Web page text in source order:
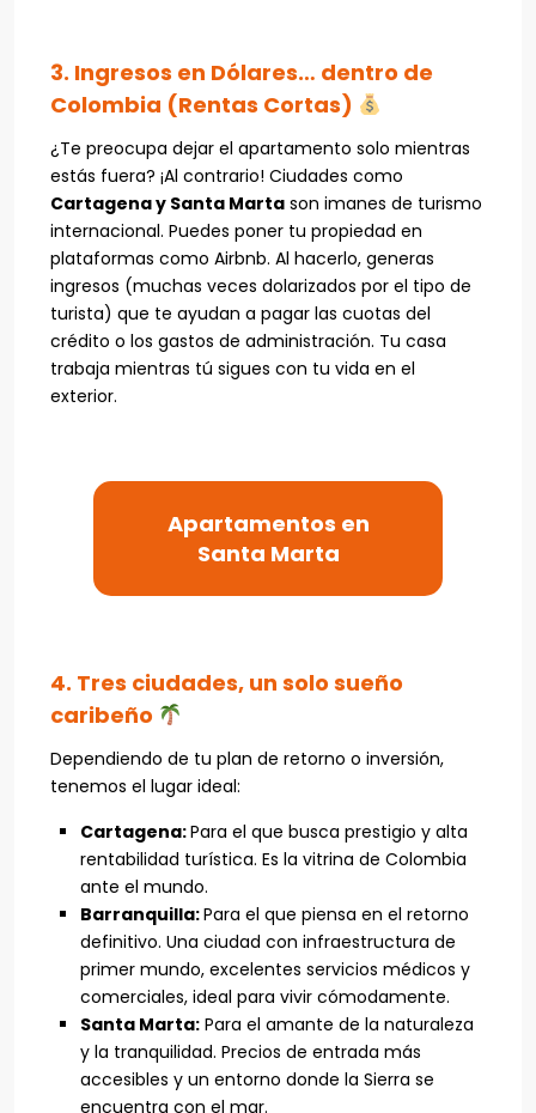
3. Ingresos en Dólares… dentro de
Colombia (Rentas Cortas)
¿Te preocupa dejar el apartamento solo mientras
estás fuera? ¡Al contrario! Ciudades como
Cartagena y Santa Marta son imanes de turismo
internacional. Puedes poner tu propiedad en
plataformas como Airbnb. Al hacerlo, generas
ingresos (muchas veces dolarizados por el tipo de
turista) que te ayudan a pagar las cuotas del
crédito o los gastos de administración. Tu casa
trabaja mientras tú sigues con tu vida en el
exterior.
Apartamentos en
Santa Marta
4. Tres ciudades, un solo sueño
caribeño
Dependiendo de tu plan de retorno o inversión,
tenemos el lugar ideal:
Cartagena:Para el que busca prestigio y alta
rentabilidad turística. Es la vitrina de Colombia
ante el mundo.
Barranquilla:Para el que piensa en el retorno
definitivo. Una ciudad con infraestructura de
primer mundo, excelentes servicios médicos y
comerciales, ideal para vivir cómodamente.
Santa Marta: Para el amante de la naturaleza
y la tranquilidad. Precios de entrada más
accesibles y un entorno donde la Sierra se
encuentra con el mar.